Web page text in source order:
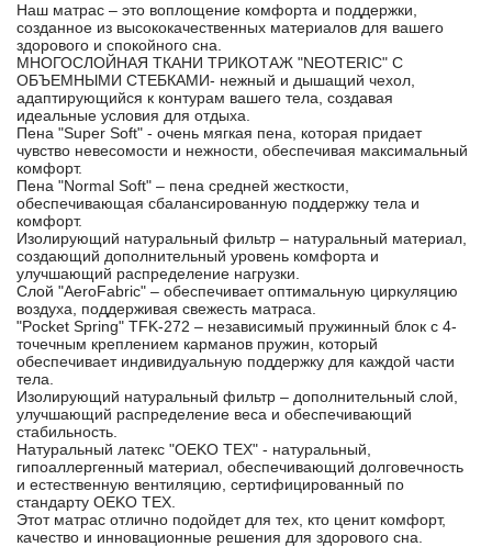
Наш матрас – это воплощение комфорта и поддержки,
созданное из высококачественных материалов для вашего
здорового и спокойного сна.
МНОГОСЛОЙНАЯ ТКАНИ ТРИКОТАЖ "NEOTERIC" С
ОБЪЕМНЫМИ СТЕБКАМИ- нежный и дышащий чехол,
адаптирующийся к контурам вашего тела, создавая
идеальные условия для отдыха.
Пена "Super Soft" - очень мягкая пена, которая придает
чувство невесомости и нежности, обеспечивая максимальный
комфорт.
Пена "Normal Soft" – пена средней жесткости,
обеспечивающая сбалансированную поддержку тела и
комфорт.
Изолирующий натуральный фильтр – натуральный материал,
создающий дополнительный уровень комфорта и
улучшающий распределение нагрузки.
Слой "AeroFabric" – обеспечивает оптимальную циркуляцию
воздуха, поддерживая свежесть матраса.
"Pocket Spring" TFK-272 – независимый пружинный блок с 4-
точечным креплением карманов пружин, который
обеспечивает индивидуальную поддержку для каждой части
тела.
Изолирующий натуральный фильтр – дополнительный слой,
улучшающий распределение веса и обеспечивающий
стабильность.
Натуральный латекс "OEKO TEX" - натуральный,
гипоаллергенный материал, обеспечивающий долговечность
и естественную вентиляцию, сертифицированный по
стандарту OEKO TEX.
Этот матрас отлично подойдет для тех, кто ценит комфорт,
качество и инновационные решения для здорового сна.